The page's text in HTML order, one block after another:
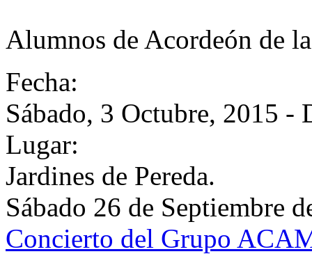
Alumnos de Acordeón de
Fecha:
Sábado, 3 Octubre, 2015 -
Lugar:
Jardines de Pereda.
Sábado 26 de Septiembre
Concierto del Grupo